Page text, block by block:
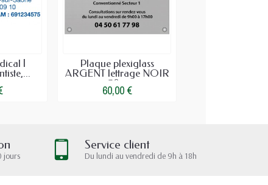
|
Plaque plexiglass
ARGENT lettrage NOIR
30...
60,00 €
jours
Service client
Du lundi au vendredi de 9h à 18h